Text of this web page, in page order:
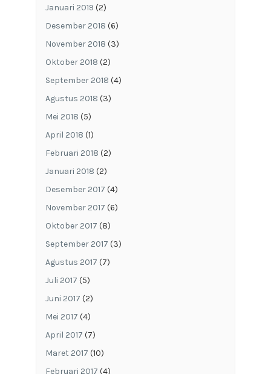
Januari 2019 (2)
Desember 2018 (6)
November 2018 (3)
Oktober 2018 (2)
September 2018 (4)
Agustus 2018 (3)
Mei 2018 (5)
April 2018 (1)
Februari 2018 (2)
Januari 2018 (2)
Desember 2017 (4)
November 2017 (6)
Oktober 2017 (8)
September 2017 (3)
Agustus 2017 (7)
Juli 2017 (5)
Juni 2017 (2)
Mei 2017 (4)
April 2017 (7)
Maret 2017 (10)
Februari 2017 (4)